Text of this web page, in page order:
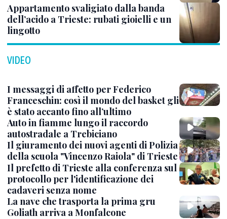
Appartamento svaligiato dalla banda
dell’acido a Trieste: rubati gioielli e un
lingotto
VIDEO
I messaggi di affetto per Federico
Franceschin: così il mondo del basket gli
è stato accanto fino all’ultimo
Auto in fiamme lungo il raccordo
autostradale a Trebiciano
Il giuramento dei nuovi agenti di Polizia
della scuola "Vincenzo Raiola" di Trieste
Il prefetto di Trieste alla conferenza sul
protocollo per l'identificazione dei
cadaveri senza nome
La nave che trasporta la prima gru
Goliath arriva a Monfalcone